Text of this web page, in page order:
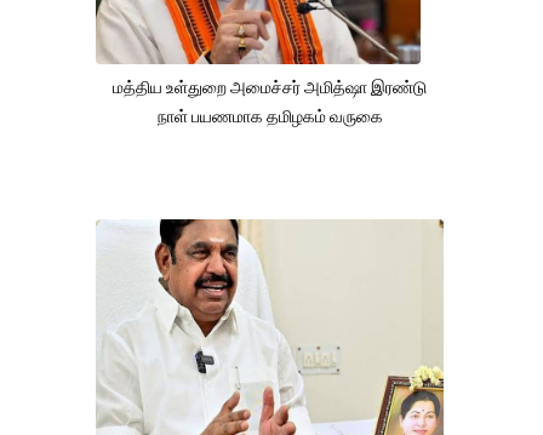
மத்திய உள்துறை அமைச்சர் அமித்ஷா இரண்டு
நாள் பயணமாக தமிழகம் வருகை